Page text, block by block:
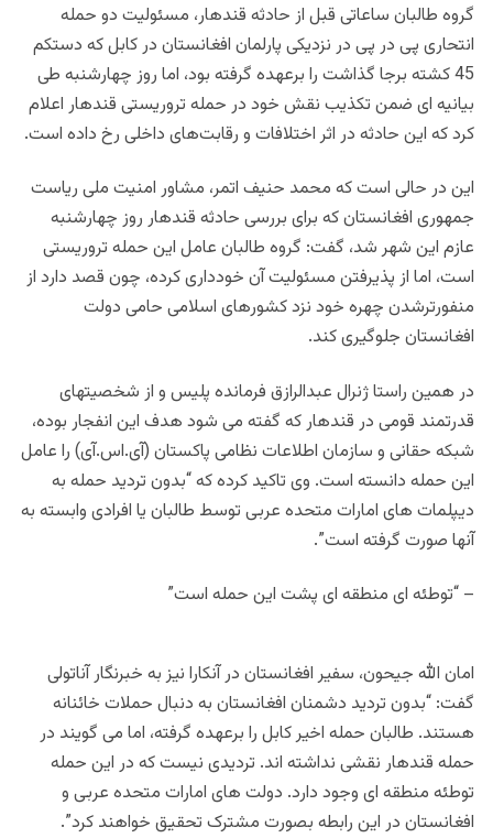
گروه طالبان ساعاتی قبل از حادثه قندهار، مسئولیت‌ دو حمله
انتحاری پی در پی در نزدیکی پارلمان افغانستان در کابل که دستکم
45 کشته برجا گذاشت را برعهده گرفته بود، اما روز چهارشنبه طی
بیانیه ای ضمن تکذیب نقش خود در حمله تروریستی قندهار اعلام
کرد که این حادثه در اثر اختلافات و رقابت‌های داخلی رخ داده است.
اين در حالى است كه محمد حنیف اتمر، مشاور امنیت ملی ریاست
جمهوری افغانستان که برای بررسی حادثه قندهار روز چهارشنبه
عازم این شهر شد، گفت: گروه طالبان عامل این حمله تروریستی
است، اما از پذیرفتن مسئولیت آن خودداری کرده، چون قصد دارد از
منفورترشدن چهره خود نزد کشورهای اسلامی حامی دولت
افغانستان جلوگیری کند.
در همين راستا ژنرال عبدالرازق فرمانده پلیس و از شخصیتهای
قدرتمند قومی در قندهار که گفته می شود هدف این انفجار بوده،
شبکه حقانی و سازمان اطلاعات نظامی پاکستان (آی.اس.آی) را عامل
این حمله دانسته است. وی تاکید کرده که “بدون تردید حمله به
دیپلمات های امارات متحده عربی توسط طالبان یا افرادی وابسته به
آنها صورت گرفته است”.
– “توطئه ای منطقه ای پشت این حمله است”
امان الله جیحون، سفیر افغانستان در آنکارا نیز به خبرنگار آناتولی
گفت: “بدون تردید دشمنان افغانستان به دنبال حملات خائنانه
هستند. طالبان حمله اخیر کابل را برعهده گرفته، اما می گویند در
حمله قندهار نقشی نداشته اند. تردیدی نیست که در این حمله
توطئه منطقه ای وجود دارد. دولت های امارات متحده عربی و
افغانستان در این رابطه بصورت مشترک تحقیق خواهند کرد”.